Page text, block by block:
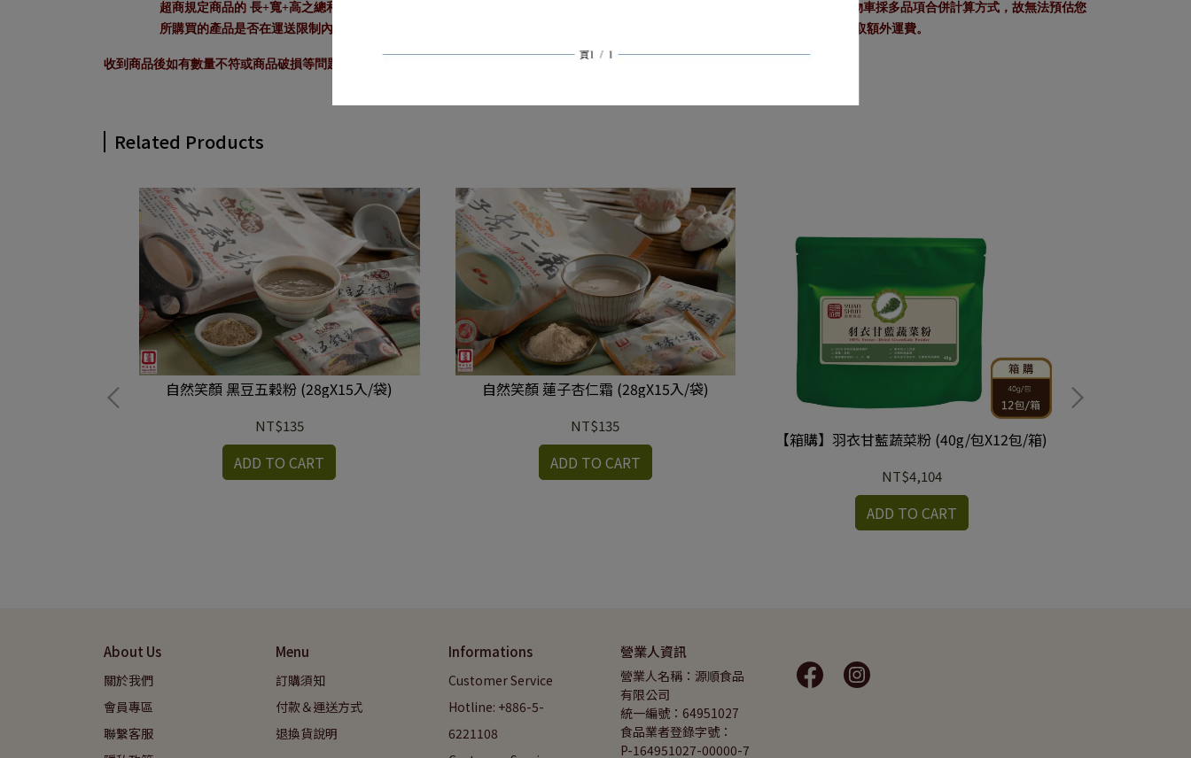
超商規定商品的 長+寬+高之總和需小於105公分，最長邊需小於45公分，總重量低於5公斤，方能使用「超商取貨」服務。 因購物車採多品項合併計算方式，故無法預估您
所購買的產品是否在運送限制內。若出貨時發現您的貨品有材積上的問題，我們會有專人與您聯繫，若同意進行拆單作業將會收取額外運費。
收到商品後如有數量不符或商品破損等問題，請於7日內與我們聯絡進行退換貨，逾期不予受理
Related Products
自然笑顏 黑豆五穀粉 (28gX15入/袋)
NT$135
ADD TO CART
自然笑顏 蓮子杏仁霜 (28gX15入/袋)
NT$135
ADD TO CART
【箱購】羽衣甘藍蔬菜粉 (40g/包X12包/箱)
NT$4,104
ADD TO CART
About Us
關於我們
會員專區
聯繫客服
Menu
訂購須知
付款＆運送方式
退換貨說明
Informations
Customer Service
Hotline: +886-5-
6221108
營業人資訊
營業人名稱：源順食品
有限公司
統一編號：64951027
食品業者登錄字號：
P-164951027-00000-7